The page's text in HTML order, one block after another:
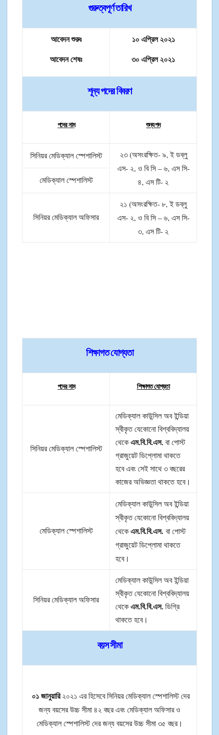
গুরুত্বপূর্ণ তারিখ
আবেদন শুরুঃ
আবেদন শেষঃ
১০ এপ্রিল ২০২১
৩০ এপ্রিল ২০২১
শূন্য পদের বিবরণ
পদের নাম শুন্য পদ
সিনিয়র মেডিক্যাল স্পেশালিস্ট
২৩ (অসংরক্ষিত- ৯, ই ডব্লু
এস- ২, ও বি সি – ৬, এস সি-
৪, এস টি- ২
মেডিক্যাল স্পেশালিস্ট
সিনিয়র মেডিক্যাল অফিসার
২১ (অসংরক্ষিত- ৮, ই ডব্লু
এস- ২, ও বি সি – ৬, এস সি-
৩, এস টি- ২
শিক্ষাগত যোগ্যতা
পদের নাম শিক্ষাগত যোগ্যতা
সিনিয়র মেডিক্যাল স্পেশালিস্ট
মেডিক্যাল কাউন্সিল অব ইন্ডিয়া
স্বীকৃত যেকোনো বিশ্ববিদ্যালয়
থেকেএম.বি.বি.এস.বা পোস্ট
গ্রাজুয়েট ডিপ্লোমা থাকতে
হবে এবং সেই সাথে ৩ বছরের
কাজের অভিজ্ঞতা থাকতে হবে।
মেডিক্যাল স্পেশালিস্ট
মেডিক্যাল কাউন্সিল অব ইন্ডিয়া
স্বীকৃত যেকোনো বিশ্ববিদ্যালয়
থেকেএম.বি.বি.এস.বা পোস্ট
গ্রাজুয়েট ডিপ্লোমা থাকতে
হবে।
সিনিয়র মেডিক্যাল অফিসার
মেডিক্যাল কাউন্সিল অব ইন্ডিয়া
স্বীকৃত যেকোনো বিশ্ববিদ্যালয়
থেকেএম.বি.বি.এস. ডিগ্রি
থাকতে হবে।
বয়স সীমা
০১ জানুয়ারি২০২১ এর হিসেবে সিনিয়র মেডিক্যাল স্পেশালিস্ট দের
জন্য বয়সের উচ্চ সীমা ৪২ বছর এবং মেডিক্যাল অফিসার ও
মেডিক্যাল স্পেশালিস্ট দের জন্য বয়সের উচ্চ সীমা ৩৫ বছর।